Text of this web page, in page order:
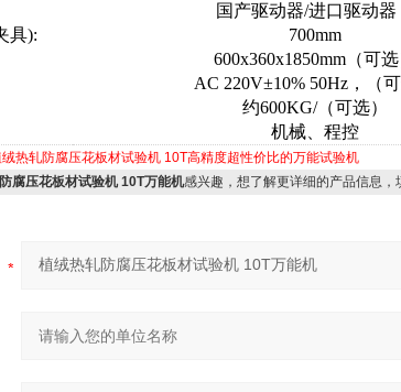
国产驱动器/进口驱动器
具):
700mm
600x360x1850mm（可选
AC 220V±10% 50Hz，（可
约600KG/（可选）
机械、程控
热轧防腐压花板材试验机 10T高精度超性价比的万能试验机
腐压花板材试验机 10T万能机感兴趣，想了解更详细的产品信息，